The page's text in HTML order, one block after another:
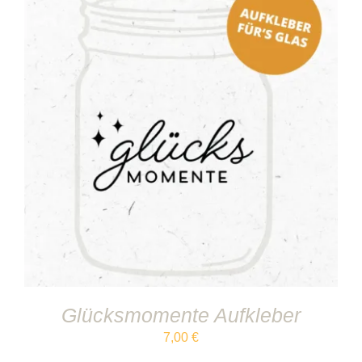
IN DEN WARENKORB / DETAILS
Glücksmomente Aufkleber
7,00 €